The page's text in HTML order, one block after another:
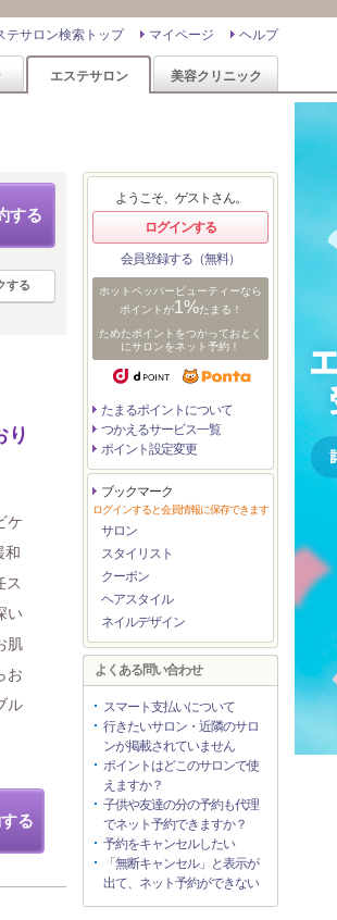
ヘルプ
マイページ
テサロン検索トップ
エステサロン 美容クリニック
する
する
り
ケ
和
ス
い
肌
お
ル
る
ようこそ、ゲストさん。
ログインする
会員登録する（無料）
ホットペッパービューティーなら
ポイントが1%たまる！
ためたポイントをつかっておとく
にサロンをネット予約！
たまるポイントについて
つかえるサービス一覧
ポイント設定変更
ブックマーク
ログインすると会員情報に保存できます
サロン
スタイリスト
クーポン
ヘアスタイル
ネイルデザイン
よくある問い合わせ
スマート支払いについて
行きたいサロン・近隣のサロ
ンが掲載されていません
ポイントはどこのサロンで使
えますか？
子供や友達の分の予約も代理
でネット予約できますか？
予約をキャンセルしたい
「無断キャンセル」と表示が
出て、ネット予約ができない